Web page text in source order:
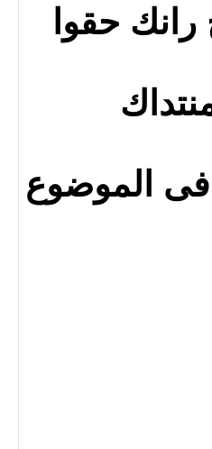
حقوا
فى الموضوع